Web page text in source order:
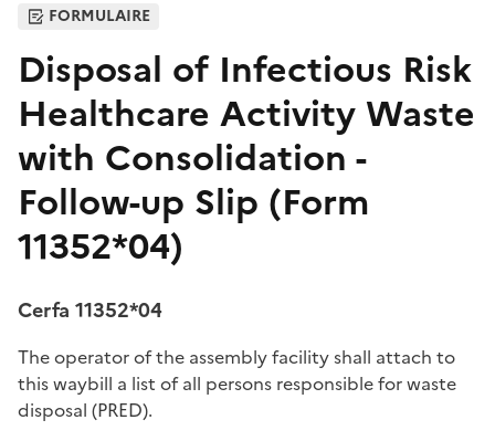
FORMULAIRE
Disposal of Infectious Risk
Healthcare Activity Waste
with Consolidation -
Follow-up Slip (Form
11352*04)
Cerfa 11352*04
The operator of the assembly facility shall attach to
this waybill a list of all persons responsible for waste
disposal (PRED).